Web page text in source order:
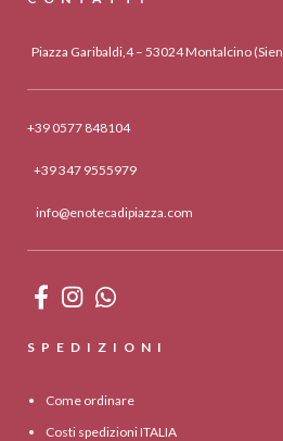
Piazza Garibaldi,4 – 53024 Montalcino
+39 0577 848104
+39 347 9555979
info@enotecadipiazza.com
SPEDIZIONI
Come ordinare
Costi spedizioni ITALIA